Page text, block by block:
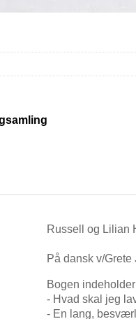
Russell og Lilian
På dansk v/Grete
Bogen
- Hvad skal jeg
- En lang,